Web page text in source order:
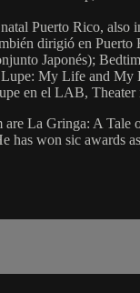
Puerto Rico,
dirigió en
Japonés);
My Life and My
en el LAB, Theater
La Gringa: A
won sic awards